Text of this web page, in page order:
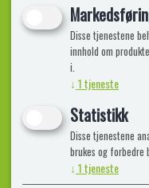
Informasjon
Frakt, Retur og Reklamasjon
Disse tjenestene
innhold om
i.
↓ 1tjeneste
Statistikk
Disse tjenestene
brukes og forbedre
↓ 1tjeneste